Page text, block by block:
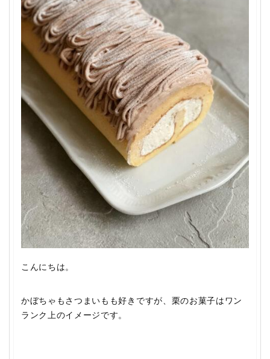
こんにちは。
かぼちゃもさつまいもも好きですが、栗のお菓子はワン
ランク上のイメージです。